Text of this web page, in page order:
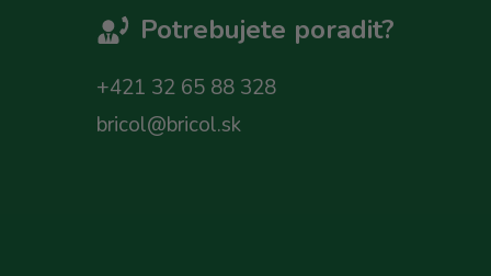
Potrebujete poradit?
+421 32 65 88 328
bricol@bricol.sk